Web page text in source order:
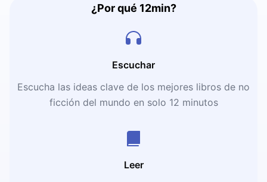
¿Por qué 12min?
Escuchar
Escucha las ideas clave de los mejores libros de no
ficción del mundo en solo 12 minutos
Leer